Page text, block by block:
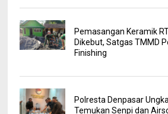
Pemasangan Keramik
Dikebut, Satgas TMMD
Finishing
Polresta Denpasar
Temukan Senpi dan